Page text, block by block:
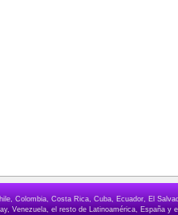
Colombia, Costa Rica, Cuba, Ecuador, El
Venezuela, el resto de Latinoamérica, España y